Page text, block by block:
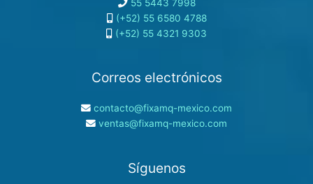
55 5443 7998
(+52) 55 6580 4788
(+52) 55 4321 9303
Correos electrónicos
contacto@fixamq-mexico.com
ventas@fixamq-mexico.com
Síguenos